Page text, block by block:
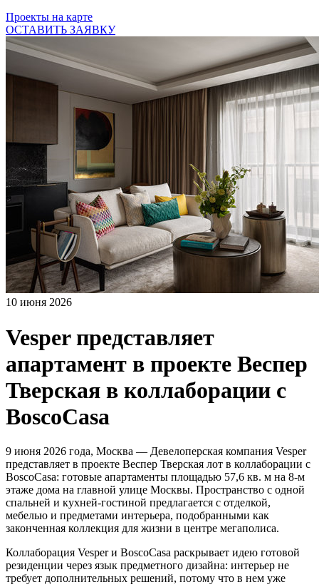
Проекты на карте
ОСТАВИТЬ ЗАЯВКУ
10 июня 2026
Vesper представляет
апартамент в проекте Веспер
Тверская в коллаборации с
BoscoCasa
9 июня 2026 года, Москва — Девелоперская компания Vesper
представляет в проекте Веспер Тверская лот в коллаборации с
BoscoCasa: готовые апартаменты площадью 57,6 кв. м на 8-м
этаже дома на главной улице Москвы. Пространство с одной
спальней и кухней-гостиной предлагается с отделкой,
мебелью и предметами интерьера, подобранными как
законченная коллекция для жизни в центре мегаполиса.
Коллаборация Vesper и BoscoCasa раскрывает идею готовой
резиденции через язык предметного дизайна: интерьер не
требует дополнительных решений, потому что в нем уже